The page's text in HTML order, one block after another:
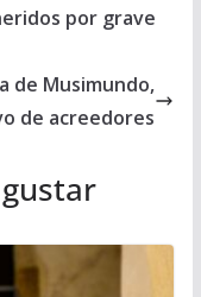
por grave
de Musimundo,
de acreedores